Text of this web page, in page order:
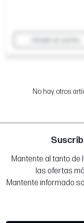
No hay otros
Mantente al tanto
las ofertas
Mantente informado